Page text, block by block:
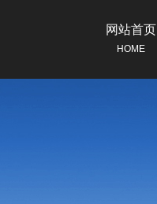
网站首页
HOME